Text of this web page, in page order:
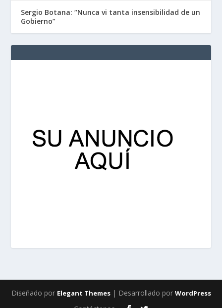
Sergio Botana: “Nunca vi tanta insensibilidad de un
Gobierno”
Diseñado por Elegant Themes| Desarrollado por WordPress